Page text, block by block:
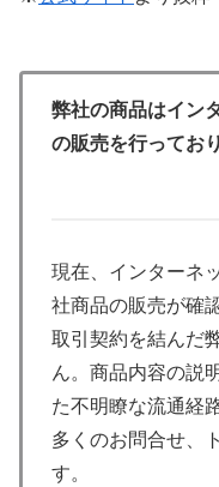
弊社の商品はイン
の販売を行ってお
現在、インターネ
社商品の販売が確
取引契約を結んだ
ん。商品内容の説
た不明瞭な流通経
多くのお問合せ、
す。